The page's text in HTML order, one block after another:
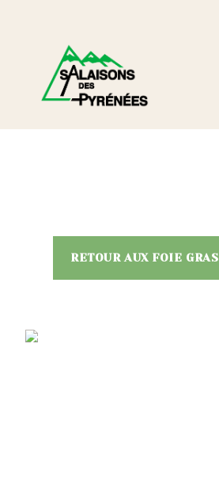
RETOUR AUX FOIE GRAS